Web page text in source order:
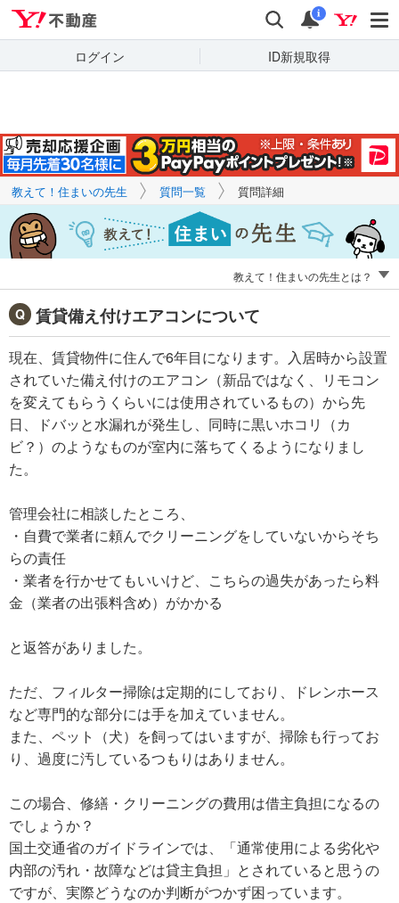
検索 通知
i
ログイン ID新規取得
キーワードで
質問を探す
教えて！住まいの先生 質問一覧 質問詳細
教えて！住まいの先生とは？
賃貸備え付けエアコンについて
現在、賃貸物件に住んで6年目になります。入居時から設置
されていた備え付けのエアコン（新品ではなく、リモコン
を変えてもらうくらいには使用されているもの）から先
日、ドバッと水漏れが発生し、同時に黒いホコリ（カ
ビ？）のようなものが室内に落ちてくるようになりまし
た。
管理会社に相談したところ、
・自費で業者に頼んでクリーニングをしていないからそち
らの責任
・業者を行かせてもいいけど、こちらの過失があったら料
金（業者の出張料含め）がかかる
と返答がありました。
ただ、フィルター掃除は定期的にしており、ドレンホース
など専門的な部分には手を加えていません。
また、ペット（犬）を飼ってはいますが、掃除も行ってお
り、過度に汚しているつもりはありません。
この場合、修繕・クリーニングの費用は借主負担になるの
でしょうか？
国土交通省のガイドラインでは、「通常使用による劣化や
内部の汚れ・故障などは貸主負担」とされていると思うの
ですが、実際どうなのか判断がつかず困っています。